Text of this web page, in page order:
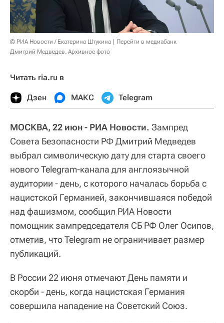
© РИА Новости / Екатерина Штукина
Перейти в медиабанк
Дмитрий Медведев. Архивное фото
Читать ria.ru в
Дзен МАКС Telegram
МОСКВА, 22 июн - РИА Новости. Зампред
Совета Безопасности РФ Дмитрий Медведев
выбрал символическую дату для старта своего
нового Telegram-канала для англоязычной
аудитории - день, с которого началась борьба с
нацистской Германией, закончившаяся победой
над фашизмом, сообщил РИА Новости
помощник зампредседателя СБ РФ Олег Осипов,
отметив, что Telegram не ограничивает размер
публикаций.
В России 22 июня отмечают День памяти и
скорби - день, когда нацистская Германия
совершила нападение на Советский Союз.